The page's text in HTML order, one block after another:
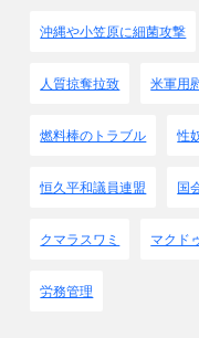
1943年軍はスマトラ
ペソ軍票のみを流通
当初、マラヤの海峡
●仏印(ベトナム)
1945年8月の発行残
当初はギルダ－軍票
沖縄や小笠原に細菌攻撃
人質掠奪拉致 米軍用
燃料棒のトラブル 性
恒久平和議員連盟 国
クマラスワミ マクド
労務管理